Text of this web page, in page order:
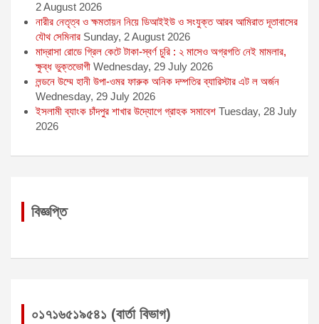
2 August 2026
নারীর নেতৃত্ব ও ক্ষমতায়ন নিয়ে ডিআইইউ ও সংযুক্ত আরব আমিরাত দূতাবাসের
যৌথ সেমিনার Sunday, 2 August 2026
মাদ্রাসা রোডে গ্রিল কেটে টাকা-স্বর্ণ চুরি : ২ মাসেও অগ্রগতি নেই মামলার,
ক্ষুব্ধ ভুক্তভোগী Wednesday, 29 July 2026
লন্ডনে উম্মে হানী উপা-ওমর ফারুক অনিক দম্পতির ব্যারিস্টার এট ল অর্জন
Wednesday, 29 July 2026
ইসলামী ব্যাংক চাঁদপুর শাখার উদ্যোগে গ্রাহক সমাবেশ Tuesday, 28 July
2026
বিজ্ঞপ্তি
০১৭১৬৫১৯৫৪১ (বার্তা বিভাগ)